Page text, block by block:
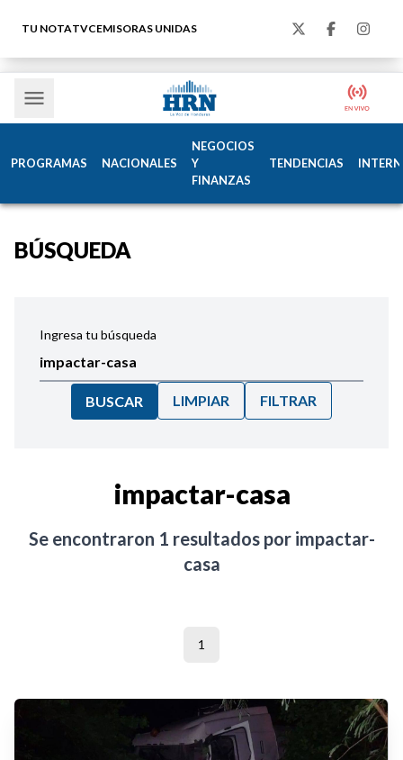
TU NOTATVCEMISORAS UNIDAS
PROGRAMAS NACIONALES
NEGOCIOS
Y
FINANZAS
TENDENCIAS
BÚSQUEDA
Ingresa tu búsqueda
BUSCAR LIMPIAR FILTRAR
impactar-casa
Se encontraron 1 resultados por impactar-
casa
1